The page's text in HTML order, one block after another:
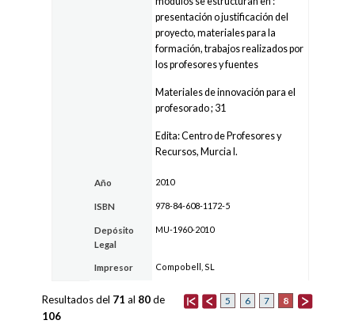
presentación o justificación del
proyecto, materiales para la
formación, trabajos realizados por
los profesores y fuentes
Materiales de innovación para el
profesorado ; 31
Edita: Centro de Profesores y
Recursos, Murcia I.
Año 2010
ISBN 978-84-608-1172-5
Depósito
Legal
MU-1960-2010
Impresor Compobell, SL
5 6 7 8
Resultados del 71 al 80de
106